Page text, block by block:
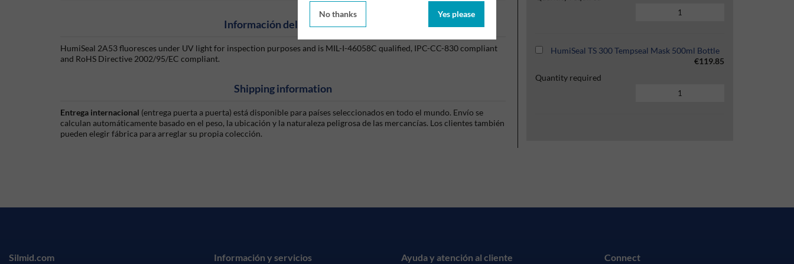
No thanks Yes please
HumiSeal TS 300 Tempseal Mask 500ml Bottle
€119.85
Quantity required
Información del producto
HumiSeal 2A53 fluoresces under UV light for inspection purposes and is MIL-I-46058C qualified, IPC-CC-830 compliant
and RoHS Directive 2002/95/EC compliant.
Shipping information
Entrega internacional (entrega puerta a puerta) está disponible para países seleccionados en todo el mundo. Envío se
calculan automáticamente basado en el peso, la ubicación y la naturaleza peligrosa de las mercancías. Los clientes también
pueden elegir fábrica para arreglar su propia colección.
Información y servicios Ayuda y atención al cliente Connect
Silmid.com